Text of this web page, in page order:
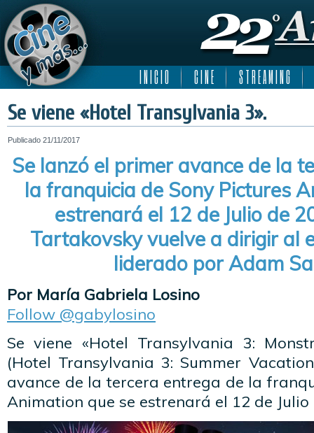
I N I C I O C I N E S T R E A M I N G
Se viene «Hotel Transylvania 3».
Publicado 21/11/2017
Se lanzó el primer avance de la
la franquicia de Sony Pictures
estrenará el 12 de Julio de
Tartakovsky vuelve a dirigir al
liderado por Adam
Por María Gabriela Losino
Follow @gabylosino
Se viene «Hotel Transylvania 3:
(Hotel Transylvania 3: Summer
avance de la tercera entrega de la
Animation que se estrenará el 12 de Julio